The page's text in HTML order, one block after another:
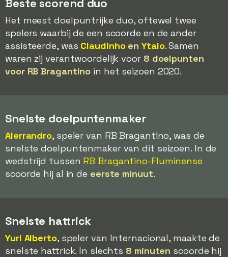
Beste scorend duo
Het meest doelpuntrijke duo, oftewel twee
spelers waarbij de een scoorde en de ander
assisteerde, was ClaudinhoenYtalo. Samen
waren zij verantwoordelijk voor 8 doelpunten
voor RB Bragantino in het seizoen 2020.
Snelste doelpuntenmaker
Alerrandro, speler van RB Bragantino, was de
snelste doelpuntenmaker van dit seizoen. In de
wedstrijd tussen RB Bragantino-Fluminense
scoorde hij al in de eerste minuut.
Snelste hattrick
Yuri Alberto, speler van Internacional, maakte de
snelste hattrick. In slechts 8 minuten scoorde hij